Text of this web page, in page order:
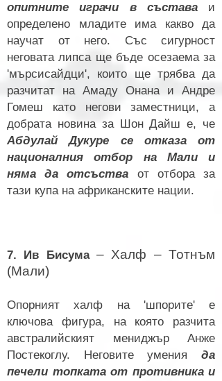
опитните играчи в съставаи
определено младите има какво да
научат от него. Със сигурност
неговата липса ще бъде осезаема за
'мърсисайдци', които ще трябва да
разчитат на Амаду Онана и Андре
Гомеш като негови заместници, а
добрата новина за Шон Дайш е, че
Абдулай Дукуре се отказа от
националния отбор на Мали и
няма да отсъства от отбора за
тази купа на африканските нации.
7. Ив Бисума– Халф – Тотнъм
(Мали)
Опорният халф на 'шпорите' е
ключова фигура, на която разчита
австралийският мениджър Анже
Постекоглу. Неговите умения да
печели топката от противника и